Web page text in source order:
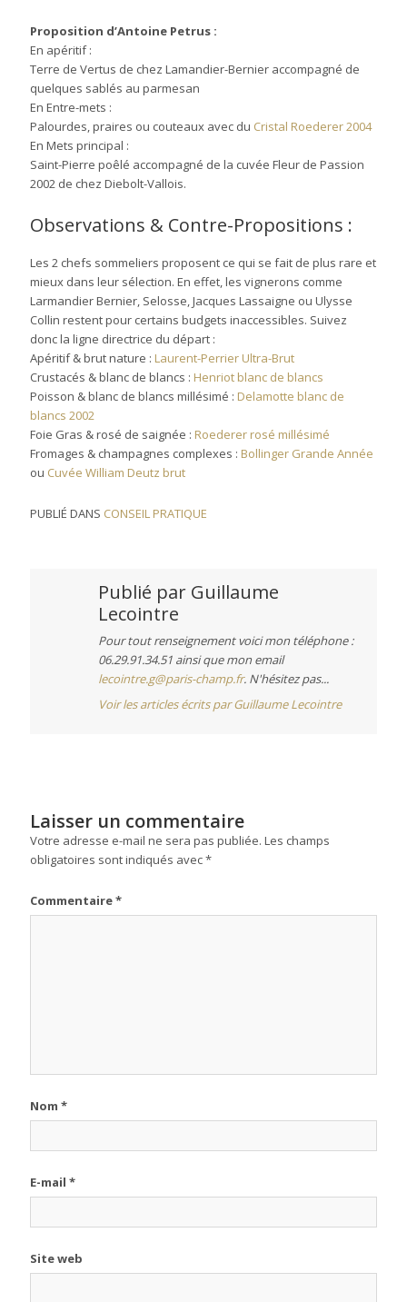
Proposition d’Antoine Petrus :
En apéritif :
Terre de Vertus de chez Lamandier-Bernier accompagné de
quelques sablés au parmesan
En Entre-mets :
Palourdes, praires ou couteaux avec du Cristal Roederer 2004
En Mets principal :
Saint-Pierre poêlé accompagné de la cuvée Fleur de Passion
2002 de chez Diebolt-Vallois.
Observations & Contre-Propositions :
Les 2 chefs sommeliers proposent ce qui se fait de plus rare et
mieux dans leur sélection. En effet, les vignerons comme
Larmandier Bernier, Selosse, Jacques Lassaigne ou Ulysse
Collin restent pour certains budgets inaccessibles. Suivez
donc la ligne directrice du départ :
Apéritif & brut nature : Laurent-Perrier Ultra-Brut
Crustacés & blanc de blancs : Henriot blanc de blancs
Poisson & blanc de blancs millésimé : Delamotte blanc de
blancs 2002
Foie Gras & rosé de saignée : Roederer rosé millésimé
Fromages & champagnes complexes : Bollinger Grande Année
ou Cuvée William Deutz brut
PUBLIÉ DANS CONSEIL PRATIQUE
Publié par Guillaume
Lecointre
Pour tout renseignement voici mon téléphone :
06.29.91.34.51 ainsi que mon email
lecointre.g@paris-champ.fr. N'hésitez pas...
Voir les articles écrits par Guillaume Lecointre
Laisser un commentaire
Votre adresse e-mail ne sera pas publiée. Les champs
obligatoires sont indiqués avec*
Commentaire*
Nom*
E-mail*
Site web